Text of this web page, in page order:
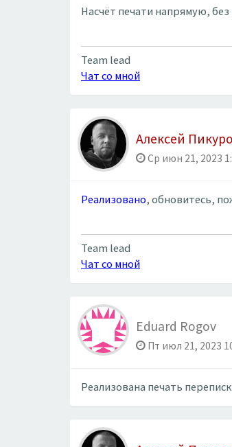
Насчёт печати напрямую,
Team lead
Чат со мной
Алексей
Ср июн 21, 2023
Реализовано, обновитесь,
Team lead
Чат со мной
Eduard Rogov
Пт июл 21, 2023
Реализована печать